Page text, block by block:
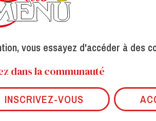
vous essayez d'accéder à des
dans la communauté
INSCRIVEZ-VOUS